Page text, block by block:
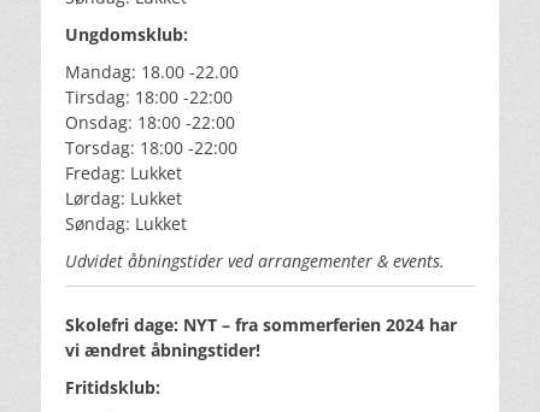
Ungdomsklub:
Mandag: 18.00 -22.00
Tirsdag: 18:00 -22:00
Onsdag: 18:00 -22:00
Torsdag: 18:00 -22:00
Fredag: Lukket
Lørdag: Lukket
Søndag: Lukket
Udvidet åbningstider ved arrangementer & events.
Skolefri dage: NYT – fra sommerferien 2024 har
vi ændret åbningstider!
Fritidsklub: